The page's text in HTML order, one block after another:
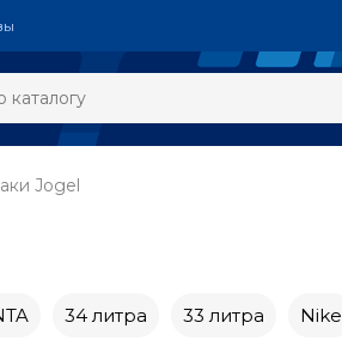
Jogel
34 литра 33 литра Nike